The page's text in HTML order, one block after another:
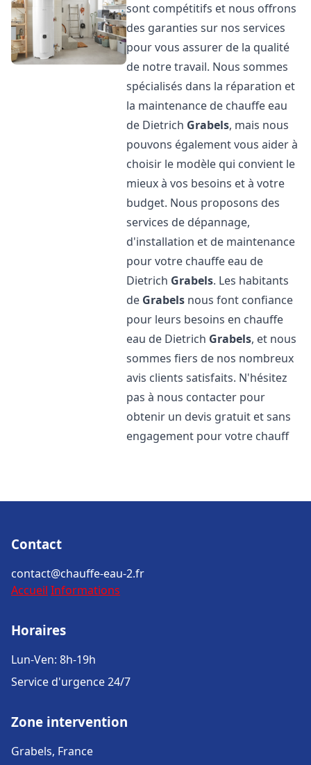
sont compétitifs et nous offrons
des garanties sur nos services
pour vous assurer de la qualité
de notre travail. Nous sommes
spécialisés dans la réparation et
la maintenance de chauffe eau
de Dietrich Grabels, mais nous
pouvons également vous aider à
choisir le modèle qui convient le
mieux à vos besoins et à votre
budget. Nous proposons des
services de dépannage,
d'installation et de maintenance
pour votre chauffe eau de
Dietrich Grabels. Les habitants
de Grabels nous font confiance
pour leurs besoins en chauffe
eau de Dietrich Grabels, et nous
sommes fiers de nos nombreux
avis clients satisfaits. N'hésitez
pas à nous contacter pour
obtenir un devis gratuit et sans
engagement pour votre chauff
Contact
contact@chauffe-eau-2.fr
Accueil Informations
Horaires
Lun-Ven: 8h-19h
Service d'urgence 24/7
Zone intervention
Grabels, France